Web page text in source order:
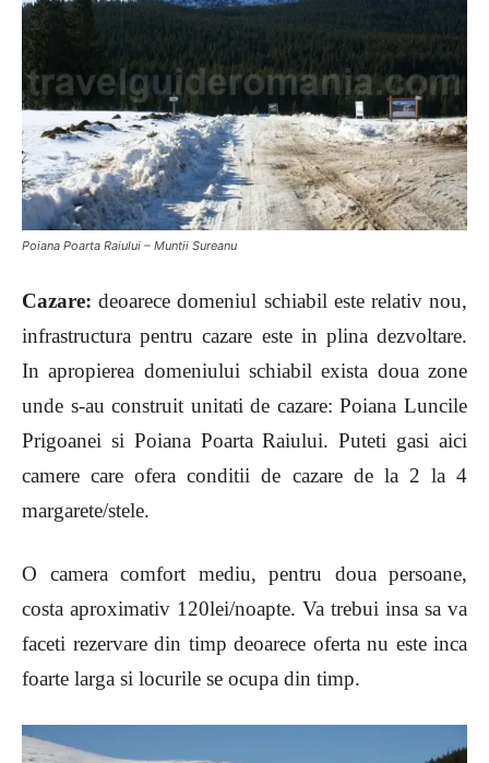
Poiana Poarta Raiului – Muntii Sureanu
Cazare:deoarece domeniul schiabil este relativ nou,
infrastructura pentru cazare este in plina dezvoltare.
In apropierea domeniului schiabil exista doua zone
unde s-au construit unitati de cazare: Poiana Luncile
Prigoanei si Poiana Poarta Raiului. Puteti gasi aici
camere care ofera conditii de cazare de la 2 la 4
margarete/stele.
O camera comfort mediu, pentru doua persoane,
costa aproximativ 120lei/noapte. Va trebui insa sa va
faceti rezervare din timp deoarece oferta nu este inca
foarte larga si locurile se ocupa din timp.